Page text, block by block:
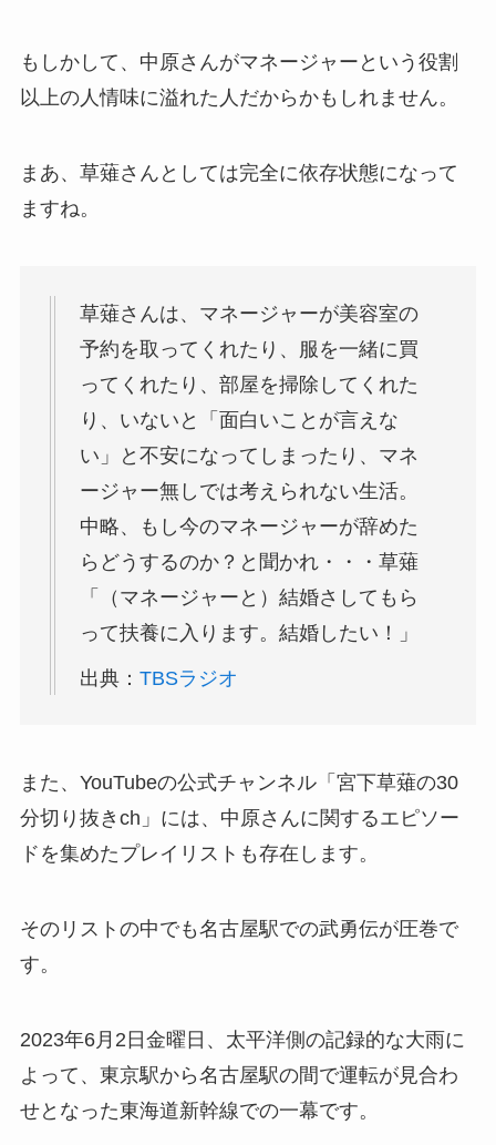
もしかして、中原さんがマネージャーという役割
以上の人情味に溢れた人だからかもしれません。
まあ、草薙さんとしては完全に依存状態になって
ますね。
草薙さんは、マネージャーが美容室の
予約を取ってくれたり、服を一緒に買
ってくれたり、部屋を掃除してくれた
り、いないと「面白いことが言えな
い」と不安になってしまったり、マネ
ージャー無しでは考えられない生活。
中略、もし今のマネージャーが辞めた
らどうするのか？と聞かれ・・・草薙
「（マネージャーと）結婚さしてもら
って扶養に入ります。結婚したい！」
出典： TBSラジオ
また、YouTubeの公式チャンネル「宮下草薙の30
分切り抜きch」には、中原さんに関するエピソー
ドを集めたプレイリストも存在します。
そのリストの中でも名古屋駅での武勇伝が圧巻で
す。
2023年6月2日金曜日、太平洋側の記録的な大雨に
よって、東京駅から名古屋駅の間で運転が見合わ
せとなった東海道新幹線での一幕です。